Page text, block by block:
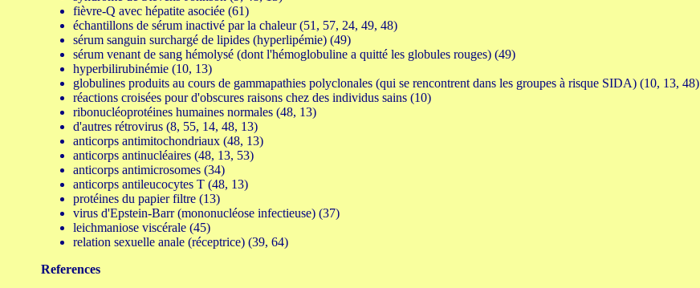
fièvre-Q avec hépatite asociée (61)
échantillons de sérum inactivé par la chaleur (51, 57, 24, 49, 48)
sérum sanguin surchargé de lipides (hyperlipémie) (49)
sérum venant de sang hémolysé (dont l'hémoglobuline a quitté les globules rouges) (49)
hyperbilirubinémie (10, 13)
globulines produits au cours de gammapathies polyclonales (qui se rencontrent dans les groupes à risque SIDA) (10, 13, 48)
réactions croisées pour d'obscures raisons chez des individus sains (10)
ribonucléoprotéines humaines normales (48, 13)
d'autres rétrovirus (8, 55, 14, 48, 13)
anticorps antimitochondriaux (48, 13)
anticorps antinucléaires (48, 13, 53)
anticorps antimicrosomes (34)
anticorps antileucocytes T (48, 13)
protéines du papier filtre (13)
virus d'Epstein-Barr (mononucléose infectieuse) (37)
leichmaniose viscérale (45)
relation sexuelle anale (réceptrice) (39, 64)
References